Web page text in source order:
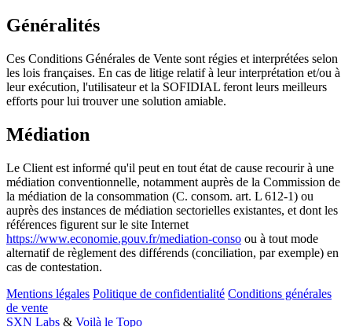
Généralités
Ces Conditions Générales de Vente sont régies et interprétées selon
les lois françaises. En cas de litige relatif à leur interprétation et/ou à
leur exécution, l'utilisateur et la SOFIDIAL feront leurs meilleurs
efforts pour lui trouver une solution amiable.
Médiation
Le Client est informé qu'il peut en tout état de cause recourir à une
médiation conventionnelle, notamment auprès de la Commission de
la médiation de la consommation (C. consom. art. L 612-1) ou
auprès des instances de médiation sectorielles existantes, et dont les
références figurent sur le site Internet
https://www.economie.gouv.fr/mediation-conso ou à tout mode
alternatif de règlement des différends (conciliation, par exemple) en
cas de contestation.
Mentions légales Politique de confidentialité Conditions générales
de vente
SXN Labs & Voilà le Topo